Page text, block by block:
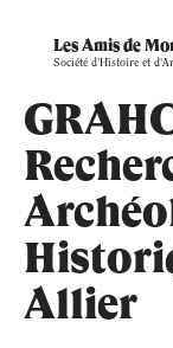
Les Amis de
Société d'Histoire et
Allier